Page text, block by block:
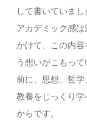
して書いていま
アカデミック感
かけて、この内
う想いがこもっ
前に、思想、哲
教養をじっくり
からです。